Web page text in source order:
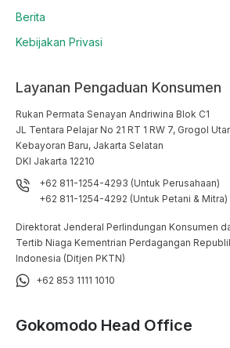
Berita
Kebijakan Privasi
Layanan Pengaduan Konsumen
Rukan Permata Senayan Andriwina Blok C1
JL Tentara Pelajar No 21 RT 1 RW 7, Grogol
Kebayoran Baru, Jakarta Selatan
DKI Jakarta 12210
+62 811-1254-4293 (Untuk Perusahaan)
+62 811-1254-4292 (Untuk Petani & Mitra)
Direktorat Jenderal Perlindungan Konsumen
Tertib Niaga Kementrian Perdagangan
Indonesia (Ditjen PKTN)
+62 853 1111 1010
Gokomodo Head Office